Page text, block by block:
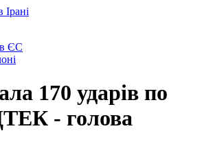
Ірані
ЄС
170 ударів по
- голова